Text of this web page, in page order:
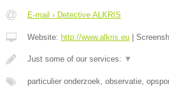
E-mail › Detective ALKRIS
Website: http://www.alkris.eu
Just some of our services: ▼
particulier onderzoek, observatie,